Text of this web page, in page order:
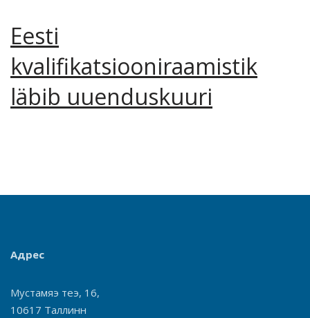
Eesti
kvalifikatsiooniraamistik
läbib uuenduskuuri
Адрес
Мустамяэ теэ, 16,
10617 Таллинн